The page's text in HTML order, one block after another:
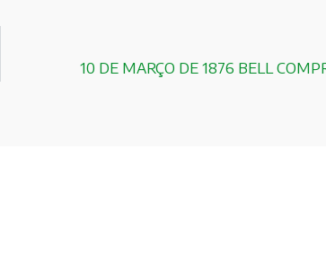
10 DE MARÇO DE 1876 BELL